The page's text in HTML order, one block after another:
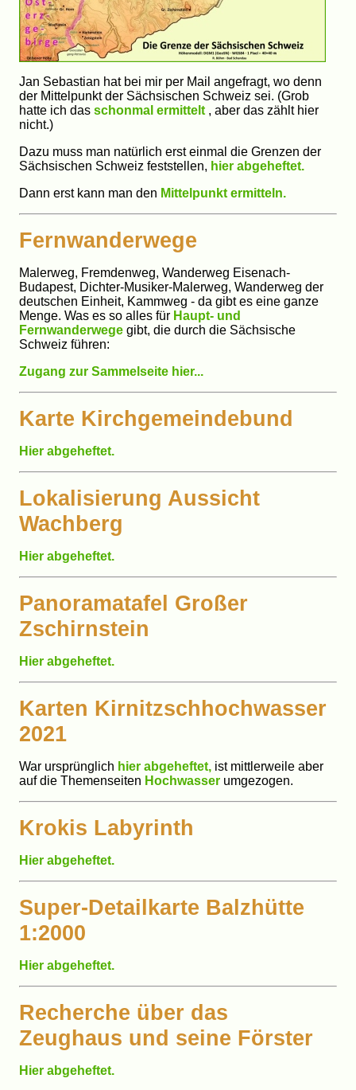
Jan Sebastian hat bei mir per Mail angefragt, wo denn
der Mittelpunkt der Sächsischen Schweiz sei. (Grob
hatte ich das schonmal ermittelt , aber das zählt hier
nicht.)
Dazu muss man natürlich erst einmal die Grenzen der
Sächsischen Schweiz feststellen, hier abgeheftet.
Dann erst kann man den Mittelpunkt ermitteln.
Fernwanderwege
Malerweg, Fremdenweg, Wanderweg Eisenach-
Budapest, Dichter-Musiker-Malerweg, Wanderweg der
deutschen Einheit, Kammweg - da gibt es eine ganze
Menge. Was es so alles für Haupt- und
Fernwanderwege gibt, die durch die Sächsische
Schweiz führen:
Zugang zur Sammelseite hier...
Karte Kirchgemeindebund
Hier abgeheftet.
Lokalisierung Aussicht
Wachberg
Hier abgeheftet.
Panoramatafel Großer
Zschirnstein
Hier abgeheftet.
Karten Kirnitzschhochwasser
2021
War ursprünglich hier abgeheftet, ist mittlerweile aber
auf die Themenseiten Hochwasser umgezogen.
Krokis Labyrinth
Hier abgeheftet.
Super-Detailkarte Balzhütte
1:2000
Hier abgeheftet.
Recherche über das
Zeughaus und seine Förster
Hier abgeheftet.